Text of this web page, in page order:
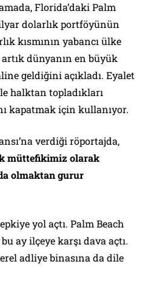
Florida’daki Palm
dolarlık portföyünün
kısmının yabancı ülke
artık dünyanın en büyük
geldiğini açıkladı. Eyalet
halktan topladıkları
kapatmak için kullanıyor.
verdiği röportajda,
müttefikimiz olarak
olmaktan gurur
yol açtı. Palm Beach
ay ilçeye karşı dava açtı.
adliye binasına da dile